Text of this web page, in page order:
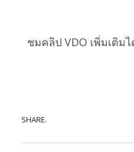
ชมคลิป VDO เพิ่มเติม
SHARE.